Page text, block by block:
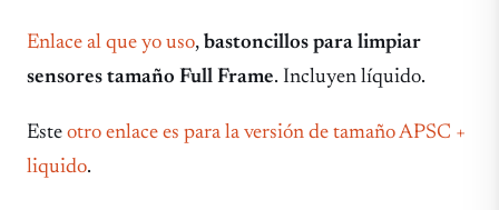
Enlace al que yo uso, bastoncillos para limpiar
sensores tamaño Full Frame. Incluyen líquido.
Este otro enlace es para la versión de tamaño APSC +
liquido.